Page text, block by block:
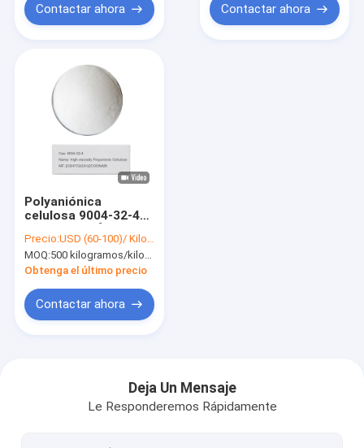
Contactar ahora Contactar ahora
Polyaniónica
celulosa 9004-32-4
((OH) 2COONA]N
Derivados de
celulosa solubles en
Precio:USD (60-100)/ Kilogram
MOQ:500 kilogramos/kilogramos
Obtenga el último precio
Contactar ahora
Deja Un Mensaje
Le Responderemos Rápidamente